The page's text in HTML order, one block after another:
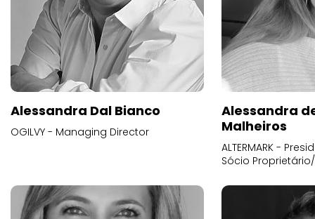
Alessandra Dal Bianco
OGILVY - Managing Director
Alessandra
Malheiros
ALTERMARK -
Sócio